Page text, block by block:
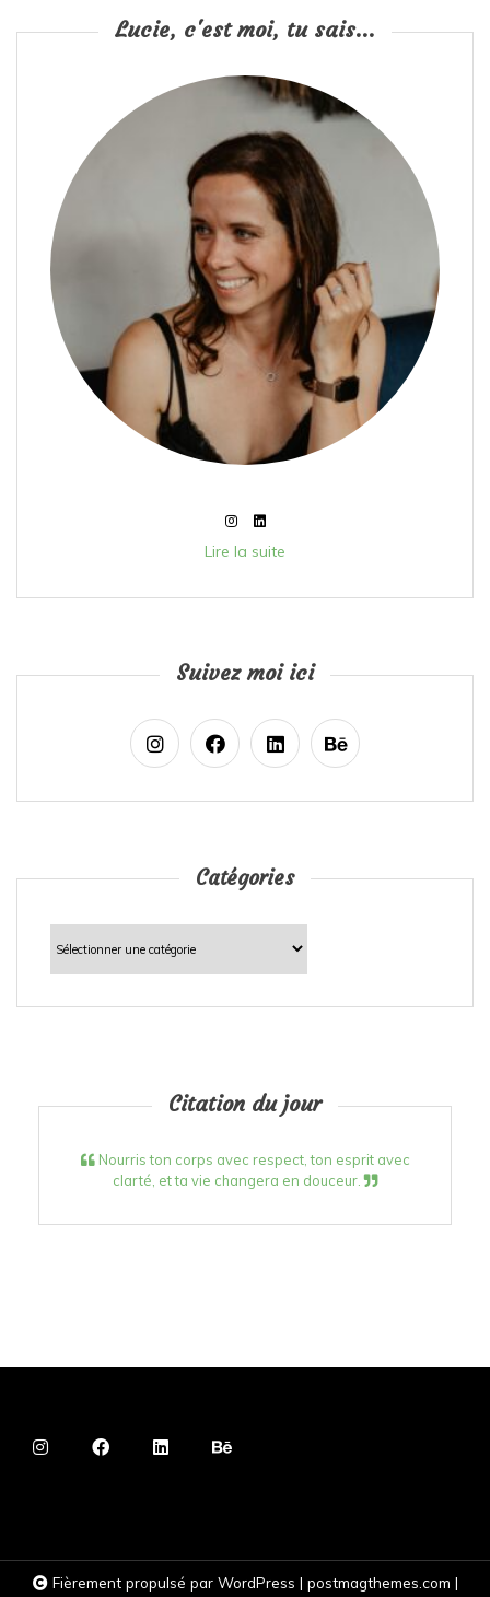
Lucie, c'est moi, tu sais...
Lire la suite
Suivez moi ici
Catégories
Catégories
Citation du jour
Nourris ton corps avec respect, ton esprit avec
clarté, et ta vie changera en douceur.
Fièrement propulsé par WordPress | postmagthemes.com |